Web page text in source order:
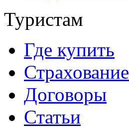
Туристам
Где купить
Страхование
Договоры
Статьи